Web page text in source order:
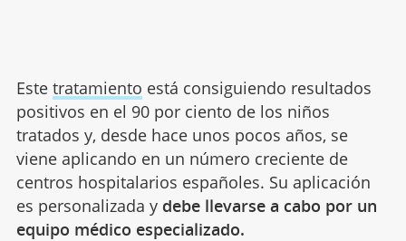
Este tratamiento está consiguiendo resultados
positivos en el 90 por ciento de los niños
tratados y, desde hace unos pocos años, se
viene aplicando en un número creciente de
centros hospitalarios españoles. Su aplicación
es personalizada y debe llevarse a cabo por un
equipo médico especializado.